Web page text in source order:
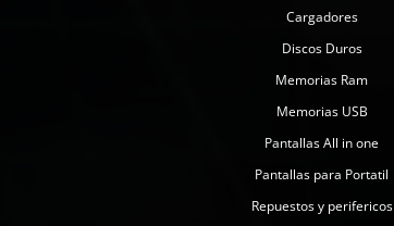
Cargadores
Discos Duros
Memorias Ram
Memorias USB
Pantallas All in one
Pantallas para Portatil
Repuestos y perifericos